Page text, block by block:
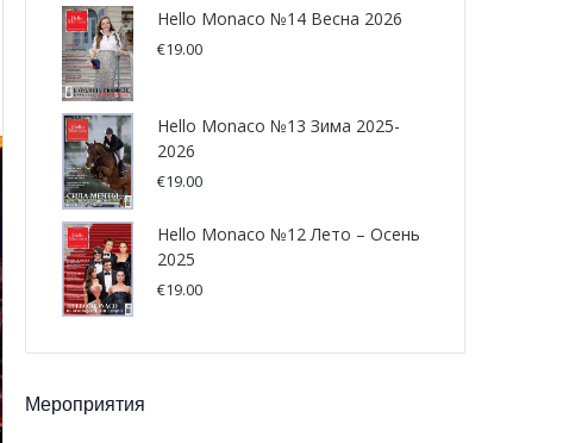
Hello Monaco №14 Весна 2026
€19.00
Hello Monaco №13 Зима 2025-
2026
€19.00
Hello Monaco №12 Лето – Осень
2025
€19.00
Мероприятия